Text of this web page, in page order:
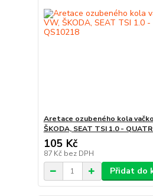
Aretace ozubeného kola
ŠKODA, SEAT TSI 1.0 -
105 Kč
87 Kč bez DPH
Přidat do